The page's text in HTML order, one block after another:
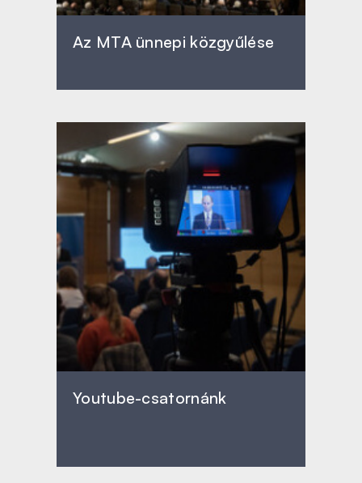
Az MTA ünnepi közgyűlése
Youtube-csatornánk